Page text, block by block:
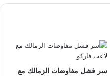
سر فشل مفاوضات الزمالك مع